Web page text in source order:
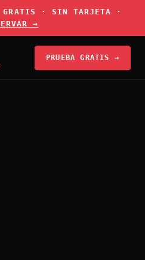
GRATIS · SIN TARJETA ·
→
PRUEBA GRATIS →